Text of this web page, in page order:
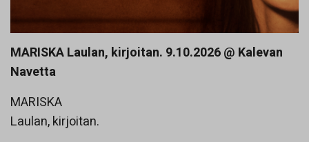
MARISKA Laulan, kirjoitan. 9.10.2026 @ Kalevan
Navetta
MARISKA
Laulan, kirjoitan.